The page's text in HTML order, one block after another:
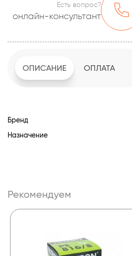
Есть вопрос?
онлайн-консультант
ОПИСАНИЕ ОПЛАТА
Бренд
Назначение
Рекомендуем